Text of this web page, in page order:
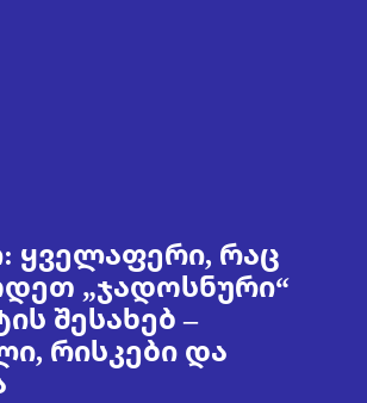
ყველაფერი, რაც
„ჯადოსნური“
შესახებ –
რისკები და